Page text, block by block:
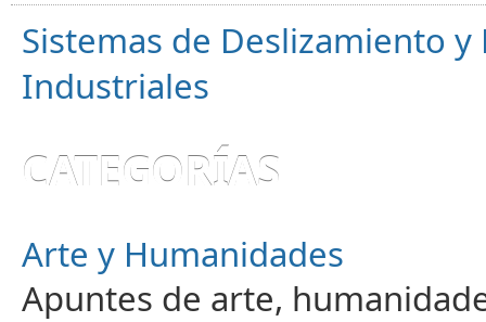
Sistemas de Deslizamiento
Industriales
CATEGORÍAS
Arte y Humanidades
Apuntes de arte,